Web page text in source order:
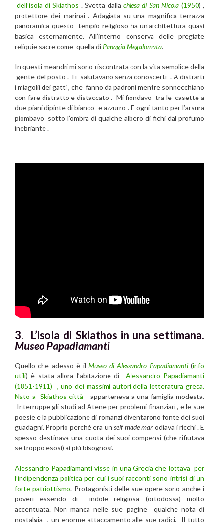
dell’isola di Skiathos . Svetta dalla chiesa di San Nicola (1950) ,
protettore dei marinai . Adagiata su una magnifica terrazza
panoramica questo tempio religioso ha un’architettura quasi
basica esternamente. All’interno conserva delle pregiate
reliquie sacre come quella di Panagia Megalomata.
In questi meandri mi sono riscontrata con la vita semplice della
gente del posto . Ti salutavano senza conoscerti . A distrarti
i miagolii dei gatti , che fanno da padroni mentre sonnecchiano
con fare distratto e distaccato . Mi fiondavo tra le casette a
due piani dipinte di bianco e azzurro . E ogni tanto per l’arsura
piombavo sotto l’ombra di qualche albero di fichi dal profumo
inebriante .
3. L’isola di Skiathos in una settimana.
Museo Papadiamanti
Quello che adesso è ilMuseo di Alessandro Papadiamanti(info
utili) è stata allora l’abitazione di Alessandro Papadiamanti
(1851-1911) , uno dei massimi autori della letteratura greca.
Nato a Skiathos città
apparteneva a una famiglia modesta.
Interruppe gli studi ad Atene per problemi finanziari , e le sue
poesie e la pubblicazione di romanzi diventarono fonte dei suoi
guadagni. Proprio perché era unself made manodiava i ricchi . E
spesso destinava una quota dei suoi compensi (che rifiutava
se troppo esosi) ai più bisognosi.
Alessandro Papadiamantivisse in una Grecia che lottava per
l’indipendenza politica per cui i suoi racconti sono intrisi di un
forte patriottismo. Protagonisti delle sue opere sono anche i
poveri essendo di indole religiosa (ortodossa) molto
accentuata. Non manca nelle sue pagine qualche nota di
nostalgia , un enorme attaccamento alle sue radici. Il tutto